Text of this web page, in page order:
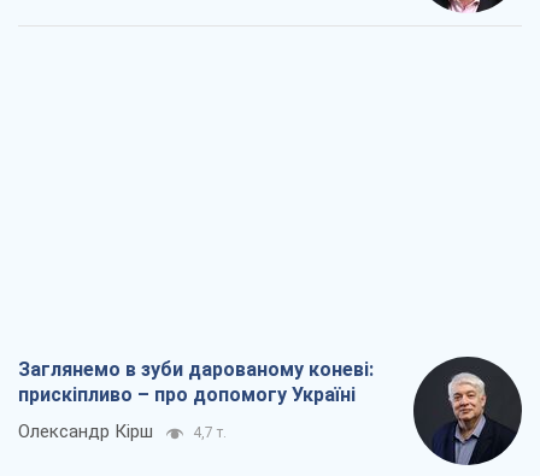
Заглянемо в зуби дарованому коневі:
прискіпливо – про допомогу Україні
Олександр Кірш 4,7 т.